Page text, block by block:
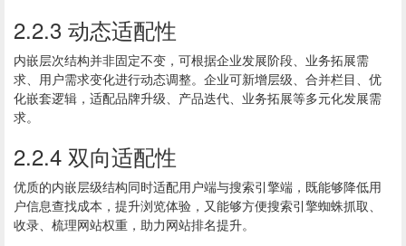
2.2.3 动态适配性
内嵌层次结构并非固定不变，可根据企业发展阶段、业务拓展需
求、用户需求变化进行动态调整。企业可新增层级、合并栏目、优
化嵌套逻辑，适配品牌升级、产品迭代、业务拓展等多元化发展需
求。
2.2.4 双向适配性
优质的内嵌层级结构同时适配用户端与搜索引擎端，既能够降低用
户信息查找成本，提升浏览体验，又能够方便搜索引擎蜘蛛抓取、
收录、梳理网站权重，助力网站排名提升。